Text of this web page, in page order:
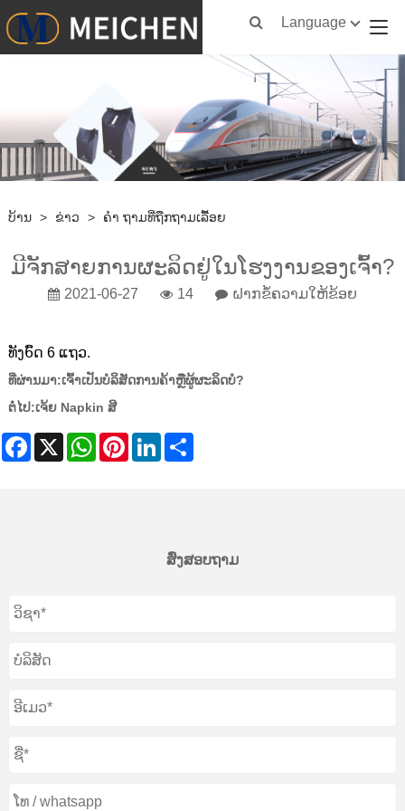
Language
ບ້ານ > ຂ່າວ > ຄຳ ຖາມທີ່ຖືກຖາມເລື້ອຍ
ມີຈັກສາຍການຜະລິດຢູ່ໃນໂຮງງານຂອງເຈົ້າ?
2021-06-27 14 ຝາກຂໍ້ຄວາມໃຫ້ຂ້ອຍ
ທັງ6ົດ 6 ແຖວ.
ທີ່ຜ່ານມາ:ເຈົ້າເປັນບໍລິສັດການຄ້າຫຼືຜູ້ຜະລິດບໍ?
ຕໍ່ໄປ:ເຈ້ຍ Napkin ສີ
Facebook
X WhatsAppPinterestLinkedIn
ສົ່ງສອບຖາມ